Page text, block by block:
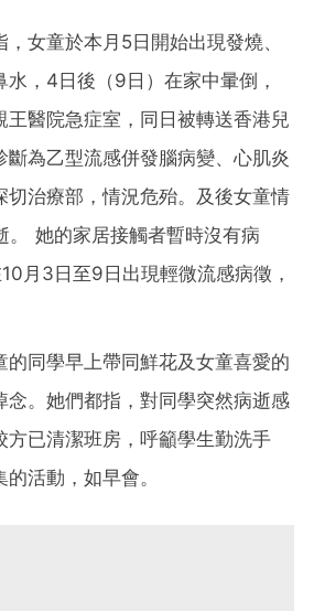
女童於本月5日開始出現發燒、
，4日後（9日）在家中暈倒，
王醫院急症室，同日被轉送香港兒
斷為乙型流感併發腦病變、心肌炎
切治療部，情況危殆。及後女童情
。 她的家居接觸者暫時沒有病
月3日至9日出現輕微流感病徵，
的同學早上帶同鮮花及女童喜愛的
念。她們都指，對同學突然病逝感
方已清潔班房，呼籲學生勤洗手
活動，如早會。